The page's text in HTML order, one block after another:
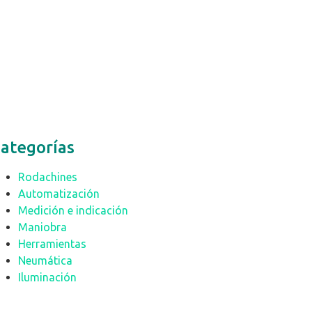
Rodachines
Automatización
Medición e indicación
Maniobra
Herramientas
Neumática
Iluminación